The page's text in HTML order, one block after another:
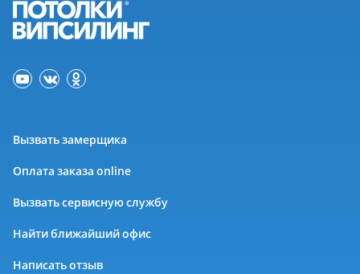
Вызвать замерщика
Оплата заказа online
Вызвать сервисную службу
Найти ближайший офис
Написать отзыв